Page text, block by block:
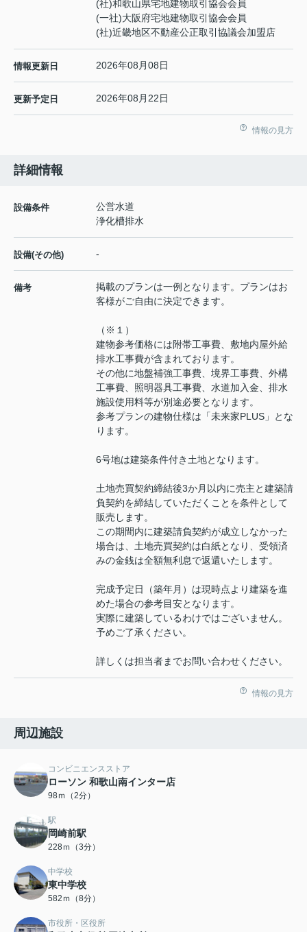
(社)和歌山県宅地建物取引協会会員
(一社)大阪府宅地建物取引協会会員
(社)近畿地区不動産公正取引協議会加盟店
情報更新日 2026年08月08日
更新予定日 2026年08月22日
情報の見方
詳細情報
設備条件
公営水道
浄化槽排水
設備(その他) -
備考
掲載のプランは一例となります。プランはお
客様がご自由に決定できます。
（※１）
建物参考価格には附帯工事費、敷地内屋外給
排水工事費が含まれております。
その他に地盤補強工事費、境界工事費、外構
工事費、照明器具工事費、水道加入金、排水
施設使用料等が別途必要となります。
参考プランの建物仕様は「未来家PLUS」とな
ります。
6号地は建築条件付き土地となります。
土地売買契約締結後3か月以内に売主と建築請
負契約を締結していただくことを条件として
販売します。
この期間内に建築請負契約が成立しなかった
場合は、土地売買契約は白紙となり、受領済
みの金銭は全額無利息で返還いたします。
完成予定日（築年月）は現時点より建築を進
めた場合の参考目安となります。
実際に建築しているわけではございません。
予めご了承ください。
詳しくは担当者までお問い合わせください。
情報の見方
周辺施設
コンビニエンスストア
ローソン 和歌山南インター店
98ｍ（2分）
駅
岡崎前駅
228ｍ（3分）
中学校
東中学校
582ｍ（8分）
市役所・区役所